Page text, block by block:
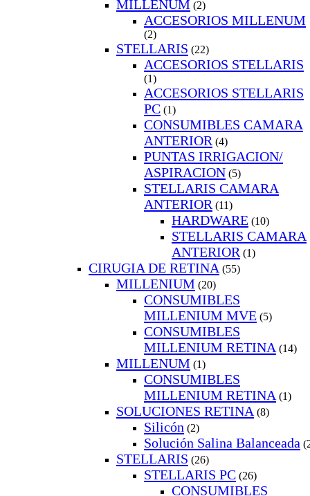
MILLENUM (2)
ACCESORIOS MILLENUM
(2)
STELLARIS (22)
ACCESORIOS STELLARIS
(1)
ACCESORIOS STELLARIS
PC (1)
CONSUMIBLES CAMARA
ANTERIOR (4)
PUNTAS IRRIGACION/
ASPIRACION (5)
STELLARIS CAMARA
ANTERIOR (11)
HARDWARE (10)
STELLARIS CAMARA
ANTERIOR (1)
CIRUGIA DE RETINA (55)
MILLENIUM (20)
CONSUMIBLES
MILLENIUM MVE (5)
CONSUMIBLES
MILLENIUM RETINA (14)
MILLENUM (1)
CONSUMIBLES
MILLENIUM RETINA (1)
SOLUCIONES RETINA (8)
Silicón (2)
Solución Salina Balanceada
STELLARIS (26)
STELLARIS PC (26)
CONSUMIBLES